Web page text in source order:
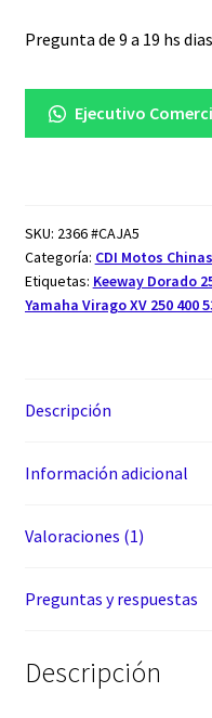
Pregunta de 9 a 19 hs
Ejecutivo
SKU: 2366 #CAJA5
Categoría: CDI Motos Chinas
Etiquetas: Keeway Dorado
Yamaha Virago XV 250 400
Descripción
Información adicional
Valoraciones (1)
Preguntas y respuestas
Descripción